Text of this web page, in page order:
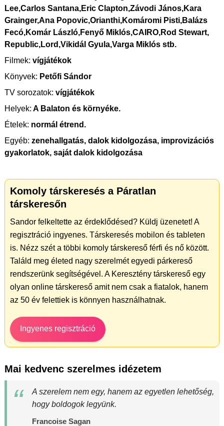
Lee,Carlos Santana,Eric Clapton,Závodi János,Kara
Grainger,Ana Popovic,Orianthi,Komáromi Pisti,Balázs
Fecó,Komár László,Fenyő Miklós,CAIRO,Rod Stewart,
Republic,Lord,Vikidál Gyula,Varga Miklós stb.
Filmek: vígjátékok
Könyvek: Petőfi Sándor
TV sorozatok: vígjátékok
Helyek: A Balaton és környéke.
Ételek: normál étrend.
Egyéb: zenehallgatás, dalok kidolgozása, improvizációs
gyakorlatok, saját dalok kidolgozása
Komoly társkeresés a Páratlan
társkeresőn
Sandor felkeltette az érdeklődésed? Küldj üzenetet! A
regisztráció ingyenes. Társkeresés mobilon és tableten
is. Nézz szét a többi komoly társkereső férfi és nő között.
Találd meg életed nagy szerelmét egyedi párkereső
rendszerünk segítségével. A Keresztény társkereső egy
olyan online társkereső amit nem csak a fiatalok, hanem
az 50 év felettiek is könnyen használhatnak.
Ingyenes regisztráció
Mai kedvenc szerelmes idézetem
A szerelem nem egy, hanem az egyetlen lehetőség,
hogy boldogok legyünk.
Francoise Sagan